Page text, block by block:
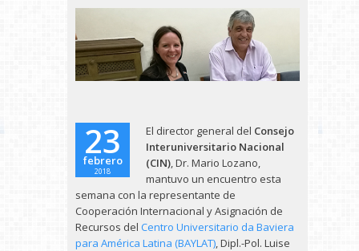
23
febrero
2018
El director general del Consejo
Interuniversitario Nacional
(CIN), Dr. Mario Lozano,
mantuvo un encuentro esta
semana con la representante de
Cooperación Internacional y Asignación de
Recursos del Centro Universitario da Baviera
para América Latina (BAYLAT), Dipl.-Pol. Luise